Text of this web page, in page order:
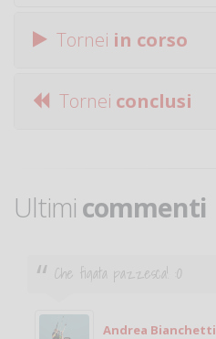
Tornei in corso
Tornei conclusi
Ultimi commenti
Che figata pazzesca! :O
Andrea Bianchetti